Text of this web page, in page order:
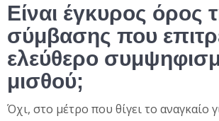
Είναι έγκυρος όρος
σύμβασης που
ελεύθερο
μισθού;
Όχι, στο μέτρο που θίγει το αναγκαίο